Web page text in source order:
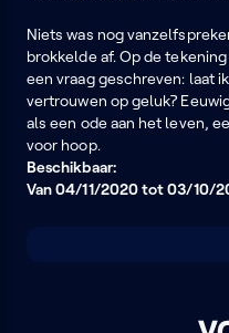
Niets was nog
brokkelde af. Op de
een vraag geschreven: laat
vertrouwen op geluk?
als een ode aan het leven,
voor hoop.
Beschikbaar:
Van 04/11/2020 tot 03/10/